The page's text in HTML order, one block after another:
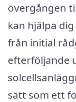
övergången
kan hjälpa
från initial
efterföljande
sätt som ett